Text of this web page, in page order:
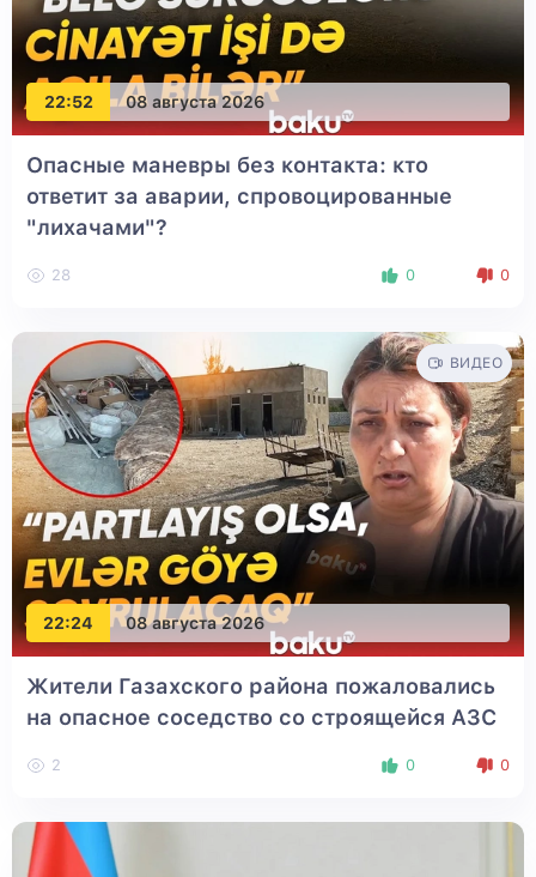
22:52 08 августа 2026
Опасные маневры без контакта: кто
ответит за аварии, спровоцированные
"лихачами"?
28 0 0
22:24 08 августа 2026
ВИДЕО
Жители Газахского района пожаловались
на опасное соседство со строящейся АЗС
2 0 0